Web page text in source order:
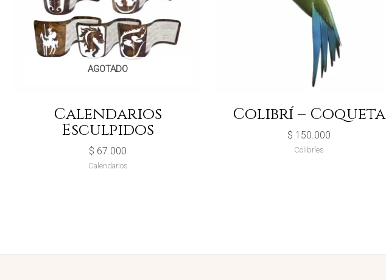
AGOTADO
Calendarios
Esculpidos
$ 67.000
Calendarios
Colibrí – Coqueta
$ 150.000
Colibríes